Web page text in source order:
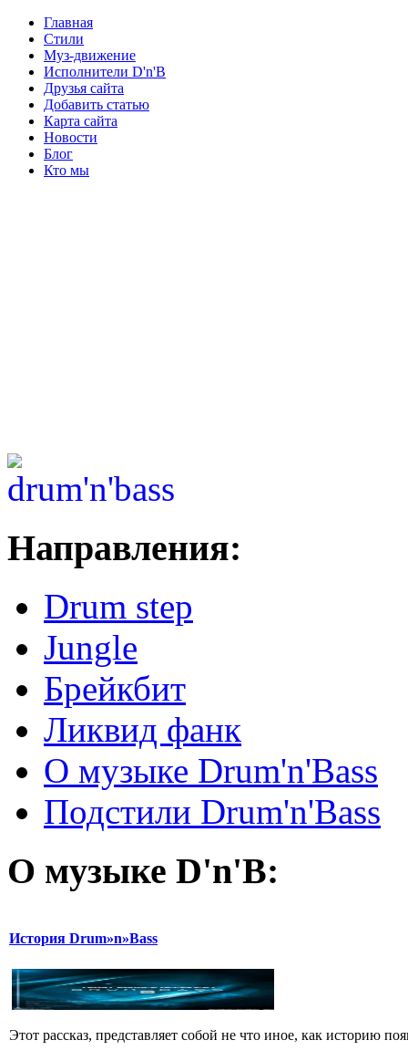
Главная
Стили
Муз-движение
Исполнители D'n'B
Друзья сайта
Добавить статью
Карта сайта
Новости
Блог
Кто мы
Направления:
Drum step
Jungle
Брейкбит
Ликвид фанк
О музыке Drum'n'Bass
Подстили Drum'n'Bass
О музыке D'n'B:
История Drum»n»Bass
Этот рассказ, представляет собой не что иное, как историю